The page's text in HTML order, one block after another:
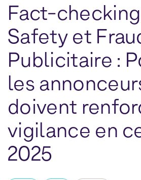
Fact-
Safety et
Publicitaire :
les
doivent
vigilance en
2025